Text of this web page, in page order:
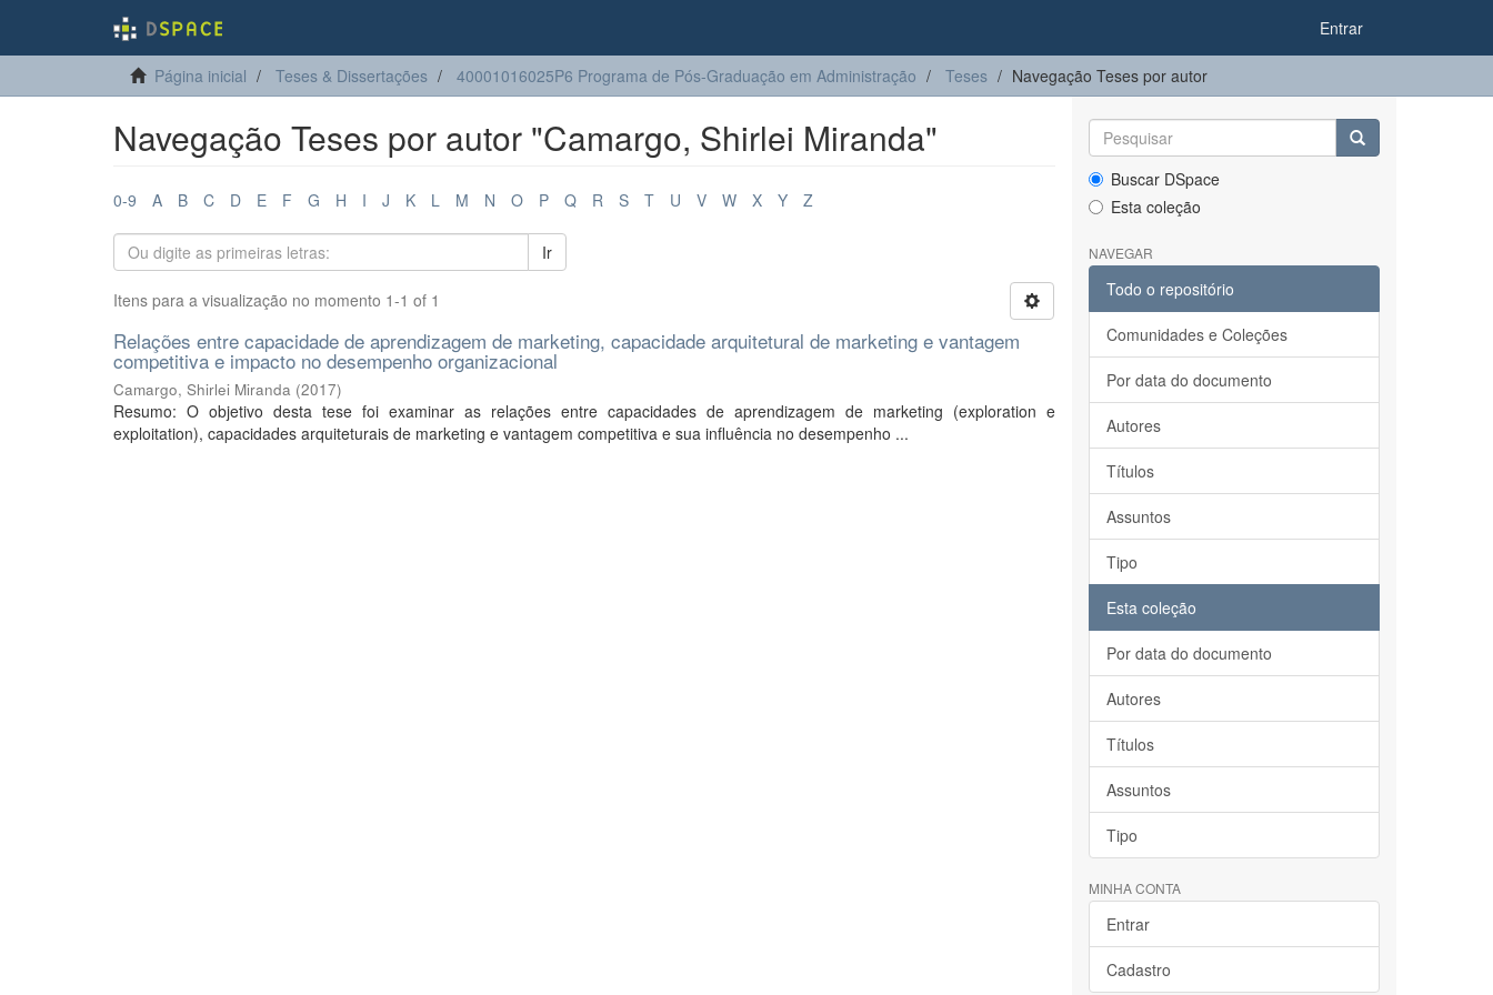
Entrar
Página inicial Teses & Dissertações 40001016025P6 Programa de Pós-Graduação em Administração Teses Navegação Teses por autor
Navegação Teses por autor "Camargo, Shirlei Miranda"
0-9 A B C D E F G H I J K L M N O P Q R S T U V W X Y Z
Ir
Itens para a visualização no momento 1-1 of 1
Relações entre capacidade de aprendizagem de marketing, capacidade arquitetural de marketing e vantagem
competitiva e impacto no desempenho organizacional
Camargo, Shirlei Miranda (2017)
Resumo: O objetivo desta tese foi examinar as relações entre capacidades de aprendizagem de marketing (exploration e
exploitation), capacidades arquiteturais de marketing e vantagem competitiva e sua influência no desempenho ...
Buscar DSpace
Esta coleção
NAVEGAR
Todo o repositório
Comunidades e Coleções
Por data do documento
Autores
Títulos
Assuntos
Tipo
Esta coleção
Por data do documento
Autores
Títulos
Assuntos
Tipo
MINHA CONTA
Entrar
Cadastro